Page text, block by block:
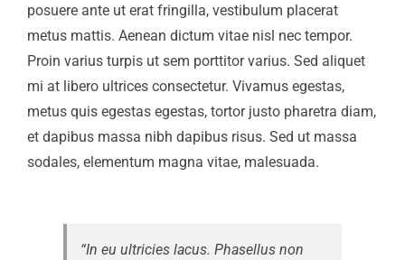
posuere ante ut erat fringilla, vestibulum placerat
metus mattis. Aenean dictum vitae nisl nec tempor.
Proin varius turpis ut sem porttitor varius. Sed aliquet
mi at libero ultrices consectetur. Vivamus egestas,
metus quis egestas egestas, tortor justo pharetra diam,
et dapibus massa nibh dapibus risus. Sed ut massa
sodales, elementum magna vitae, malesuada.
“In eu ultricies lacus. Phasellus non